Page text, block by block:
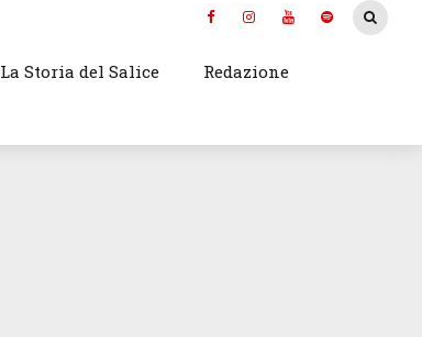
La Storia del Salice Redazione